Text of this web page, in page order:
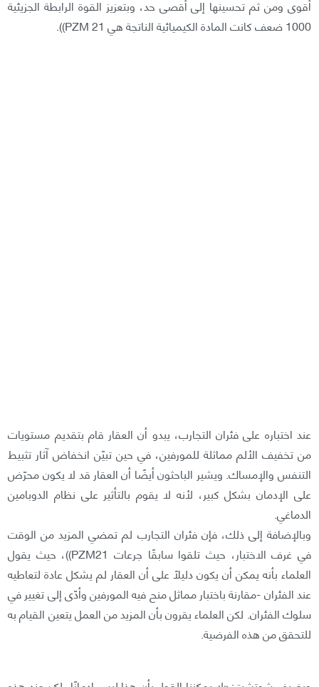
أقوى ومن ثم تحسينها إلى أقصى حد، وبتعزيز القوة الرابطة الجزيئية
1000 ضعف كانت المادة الكيميائية الناتجة هي PZM 21)).
عند اختباره على فئران التجارب، يبدو أن العقار قام بتقديم مستويات
من تخفيف الألم مماثلة للمورفين، في حين تبيّن انخفاض آثار تثبيط
التنفس والإمساك. ويشير الباحثون أيضًا أن العقار قد لا يكون محرّض
على الإدمان بشكل كبير، لأنه لا يقوم بالتأثير على نظام الدوبامين
الدماغي.
وبالإضافة إلى ذلك، فإن فئران التجارب لم تمضي المزيد من الوقت
في غرف الاختبار، حيث تلقوا سابقًا جرعات PZM21))، حيث يقول
العلماء بأنه يمكن أن يكون دليلًا على أن العقار لم يشكل عادة لتعاطيه
عند الفئران -مقارنة باختبار مماثل منح فيه المورفين وأدّى إلى تغيير في
سلوك الفئران. لكن العلماء يقرون بأن المزيد من العمل يتعين القيام به
للتحقق من هذه الفرضية.